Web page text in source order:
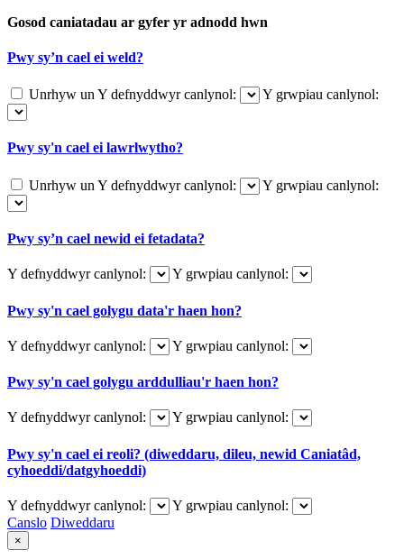
Gosod caniatadau ar gyfer yr adnodd hwn
Pwy sy’n cael ei weld?
Unrhyw un Y defnyddwyr canlynol: Y grwpiau canlynol:
Pwy sy'n cael ei lawrlwytho?
Unrhyw un Y defnyddwyr canlynol: Y grwpiau canlynol:
Pwy sy’n cael newid ei fetadata?
Y defnyddwyr canlynol: Y grwpiau canlynol:
Pwy sy'n cael golygu data'r haen hon?
Y defnyddwyr canlynol: Y grwpiau canlynol:
Pwy sy'n cael golygu arddulliau'r haen hon?
Y defnyddwyr canlynol: Y grwpiau canlynol:
Pwy sy'n cael ei reoli? (diweddaru, dileu, newid Caniatâd,
cyhoeddi/datgyhoeddi)
Y defnyddwyr canlynol:
Y grwpiau canlynol:
Canslo Diweddaru
×